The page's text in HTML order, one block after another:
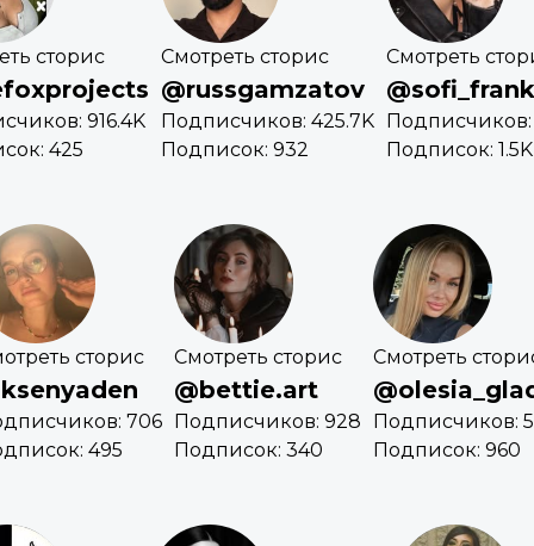
сторис
916.4K
425
Смотреть сторис
@russgamzatov
Подписчиков: 425.7K
Подписок: 932
Смотреть
Подписчиков:
Подписок: 1.5K
сторис
706
495
Смотреть сторис
@bettie.art
Подписчиков: 928
Подписок: 340
Смотреть
Подписчиков:
Подписок: 960